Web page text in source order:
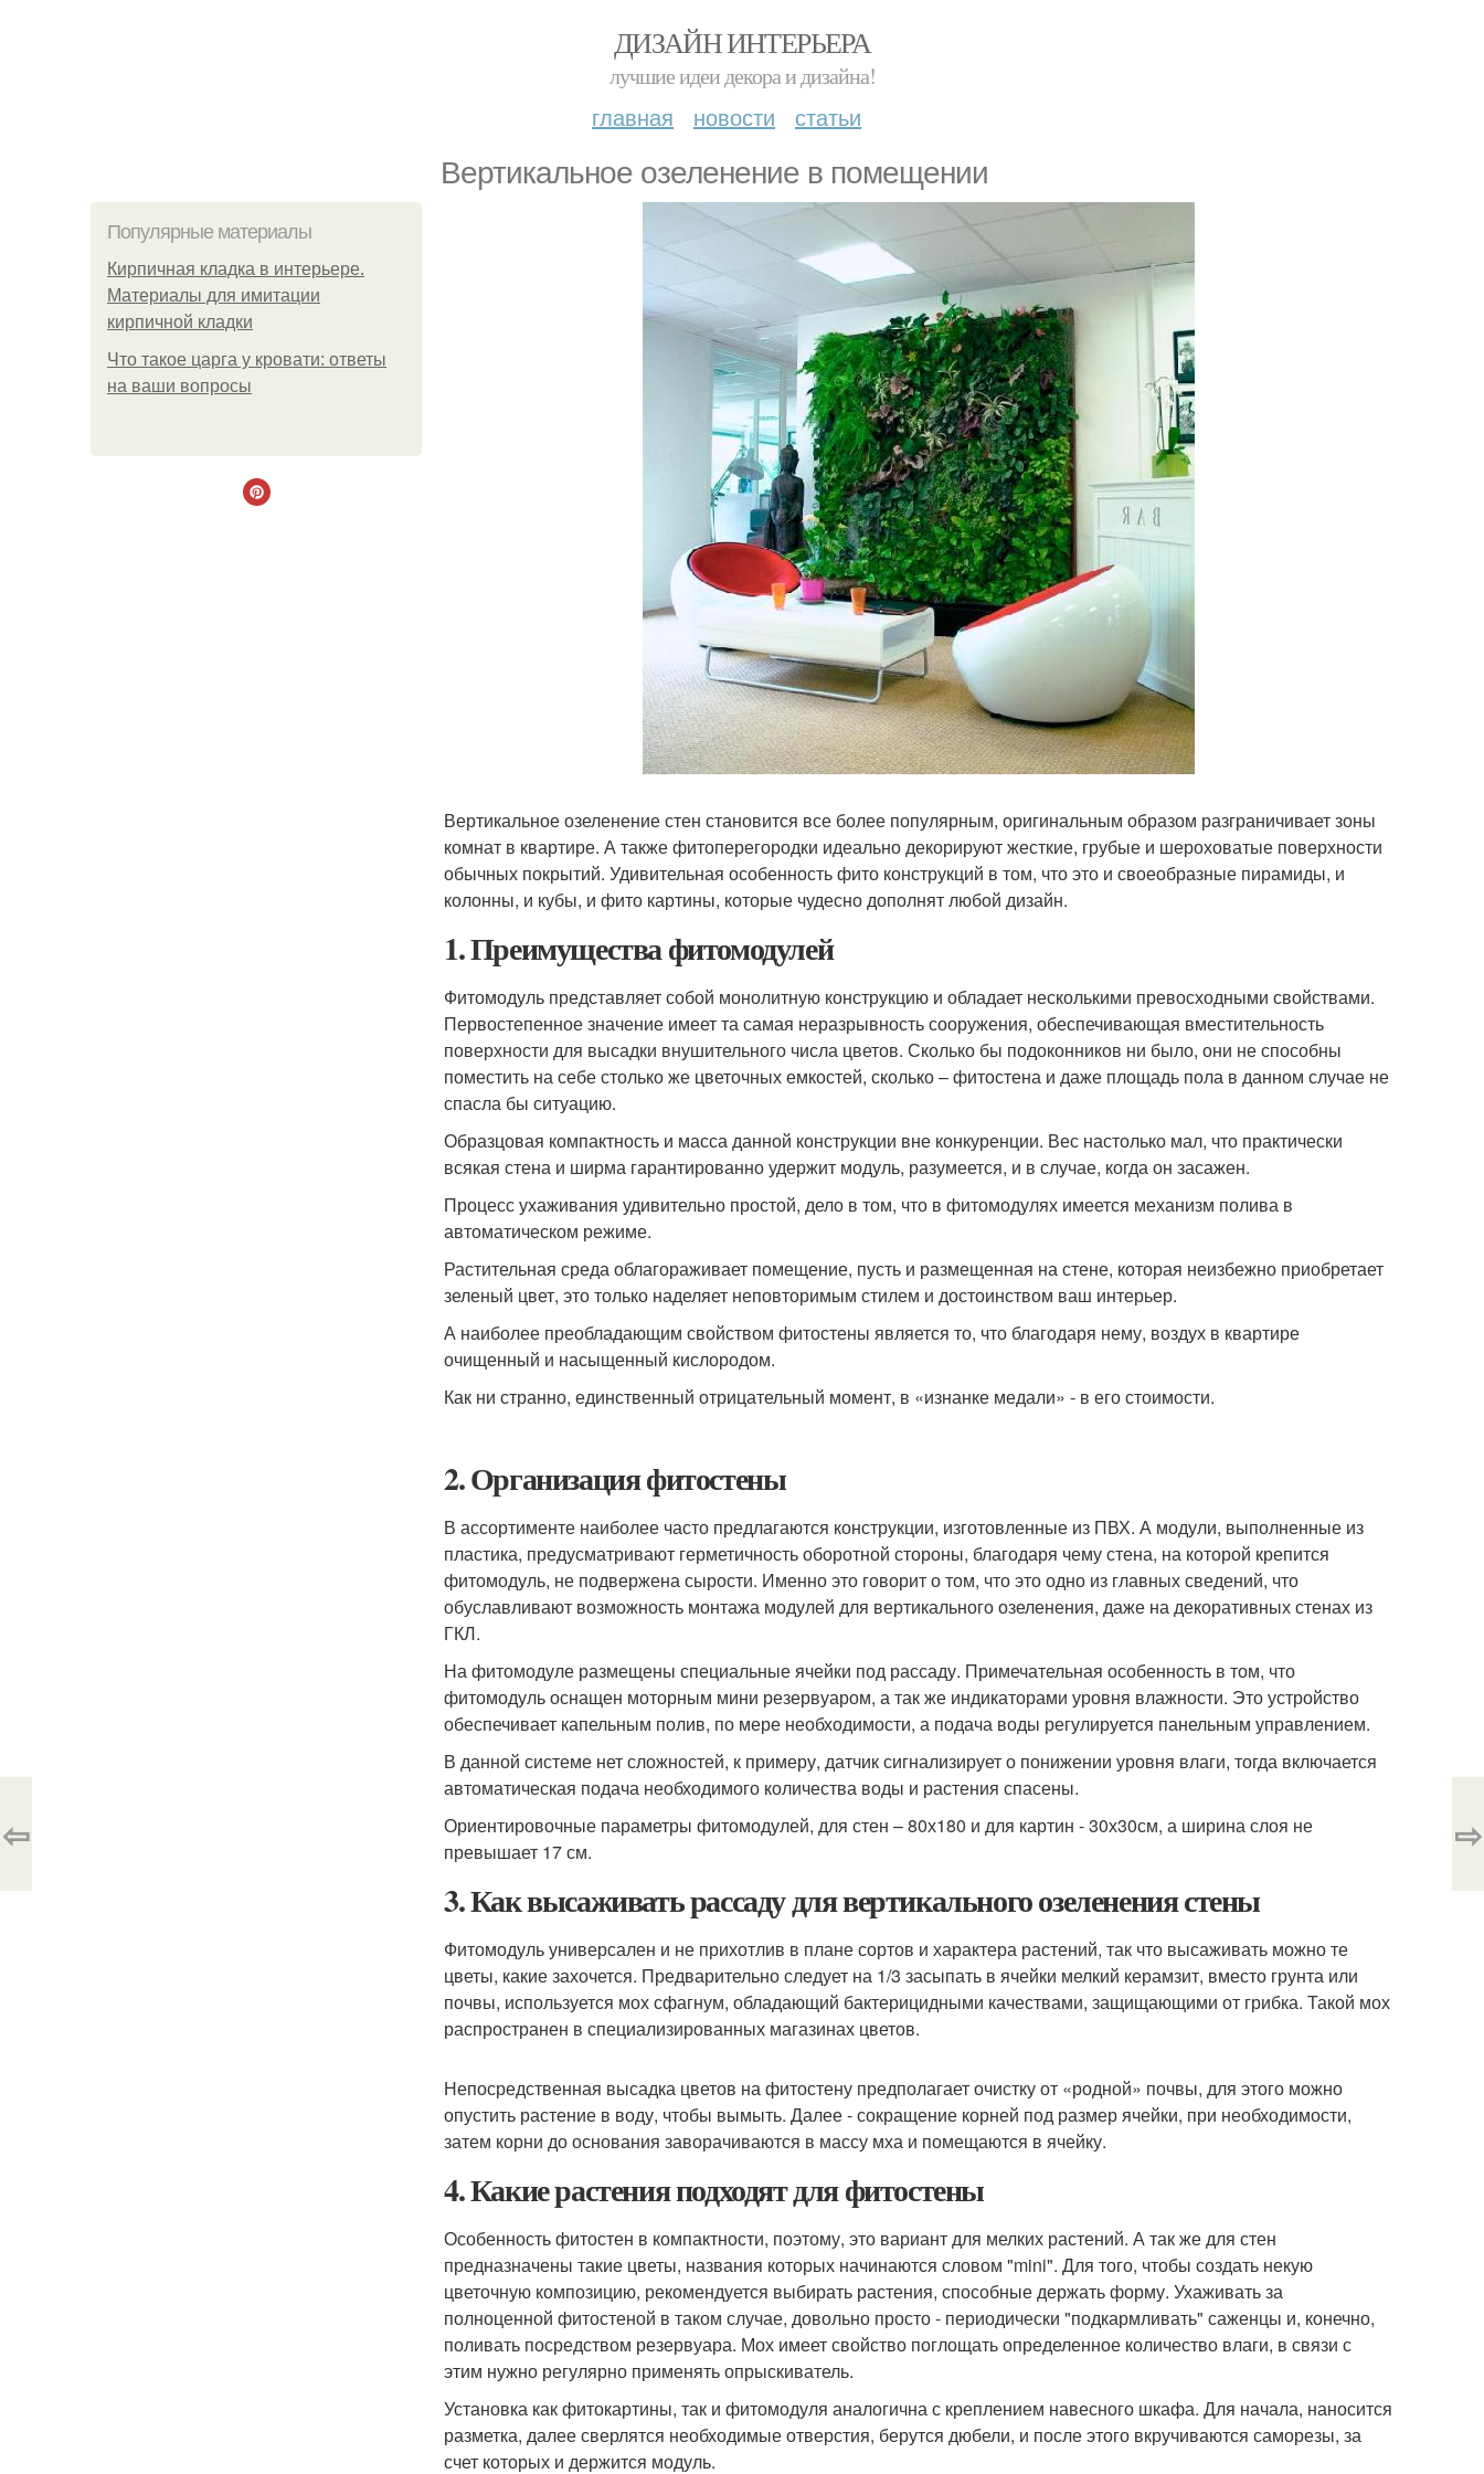
ДИЗАЙН ИНТЕРЬЕРА
лучшие идеи декора и дизайна!
главная новости статьи
Вертикальное озеленение в помещении
Популярные материалы
Кирпичная кладка в интерьере.
Материалы для имитации
кирпичной кладки
Что такое царга у кровати: ответы
на ваши вопросы
Вертикальное озеленение стен становится все более популярным, оригинальным образом разграничивает зоны
комнат в квартире. А также фитоперегородки идеально декорируют жесткие, грубые и шероховатые поверхности
обычных покрытий. Удивительная особенность фито конструкций в том, что это и своеобразные пирамиды, и
колонны, и кубы, и фито картины, которые чудесно дополнят любой дизайн.
1. Преимущества фитомодулей
Фитомодуль представляет собой монолитную конструкцию и обладает несколькими превосходными свойствами.
Первостепенное значение имеет та самая неразрывность сооружения, обеспечивающая вместительность
поверхности для высадки внушительного числа цветов. Сколько бы подоконников ни было, они не способны
поместить на себе столько же цветочных емкостей, сколько – фитостена и даже площадь пола в данном случае не
спасла бы ситуацию.
Образцовая компактность и масса данной конструкции вне конкуренции. Вес настолько мал, что практически
всякая стена и ширма гарантированно удержит модуль, разумеется, и в случае, когда он засажен.
Процесс ухаживания удивительно простой, дело в том, что в фитомодулях имеется механизм полива в
автоматическом режиме.
Растительная среда облагораживает помещение, пусть и размещенная на стене, которая неизбежно приобретает
зеленый цвет, это только наделяет неповторимым стилем и достоинством ваш интерьер.
А наиболее преобладающим свойством фитостены является то, что благодаря нему, воздух в квартире
очищенный и насыщенный кислородом.
Как ни странно, единственный отрицательный момент, в «изнанке медали» - в его стоимости.
2. Организация фитостены
В ассортименте наиболее часто предлагаются конструкции, изготовленные из ПВХ. А модули, выполненные из
пластика, предусматривают герметичность оборотной стороны, благодаря чему стена, на которой крепится
фитомодуль, не подвержена сырости. Именно это говорит о том, что это одно из главных сведений, что
обуславливают возможность монтажа модулей для вертикального озеленения, даже на декоративных стенах из
ГКЛ.
На фитомодуле размещены специальные ячейки под рассаду. Примечательная особенность в том, что
фитомодуль оснащен моторным мини резервуаром, а так же индикаторами уровня влажности. Это устройство
обеспечивает капельным полив, по мере необходимости, а подача воды регулируется панельным управлением.
В данной системе нет сложностей, к примеру, датчик сигнализирует о понижении уровня влаги, тогда включается
автоматическая подача необходимого количества воды и растения спасены.
Ориентировочные параметры фитомодулей, для стен – 80х180 и для картин - 30х30см, а ширина слоя не
превышает 17 см.
3. Как высаживать рассаду для вертикального озеленения стены
Фитомодуль универсален и не прихотлив в плане сортов и характера растений, так что высаживать можно те
цветы, какие захочется. Предварительно следует на 1/3 засыпать в ячейки мелкий керамзит, вместо грунта или
почвы, используется мох сфагнум, обладающий бактерицидными качествами, защищающими от грибка. Такой мох
распространен в специализированных магазинах цветов.
Непосредственная высадка цветов на фитостену предполагает очистку от «родной» почвы, для этого можно
опустить растение в воду, чтобы вымыть. Далее - сокращение корней под размер ячейки, при необходимости,
затем корни до основания заворачиваются в массу мха и помещаются в ячейку.
4. Какие растения подходят для фитостены
Особенность фитостен в компактности, поэтому, это вариант для мелких растений. А так же для стен
предназначены такие цветы, названия которых начинаются словом "mini". Для того, чтобы создать некую
цветочную композицию, рекомендуется выбирать растения, способные держать форму. Ухаживать за
полноценной фитостеной в таком случае, довольно просто - периодически "подкармливать" саженцы и, конечно,
поливать посредством резервуара. Мох имеет свойство поглощать определенное количество влаги, в связи с
этим нужно регулярно применять опрыскиватель.
Установка как фитокартины, так и фитомодуля аналогична с креплением навесного шкафа. Для начала, наносится
разметка, далее сверлятся необходимые отверстия, берутся дюбели, и после этого вкручиваются саморезы, за
счет которых и держится модуль.
⇦ ⇨